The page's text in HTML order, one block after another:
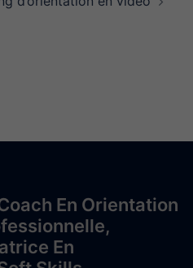
En Orientation
En